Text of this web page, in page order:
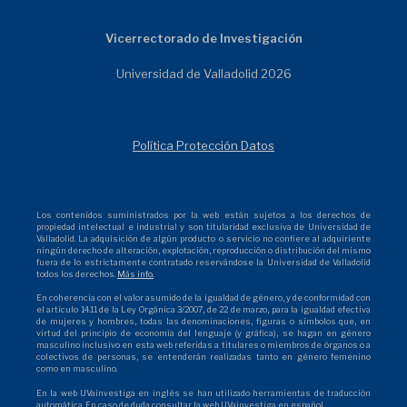
Vicerrectorado de Investigación
Universidad de Valladolid 2026
Política Protección Datos
Los contenidos suministrados por la web están sujetos a los derechos de
propiedad intelectual e industrial y son titularidad exclusiva de Universidad de
Valladolid. La adquisición de algún producto o servicio no confiere al adquiriente
ningún derecho de alteración, explotación, reproducción o distribución del mismo
fuera de lo estrictamente contratado reservándose la Universidad de Valladolid
todos los derechos. Más info.
En coherencia con el valor asumido de la igualdad de género, y de conformidad con
el artículo 14.11 de la Ley Orgánica 3/2007, de 22 de marzo, para la igualdad efectiva
de mujeres y hombres, todas las denominaciones, figuras o símbolos que, en
virtud del principio de economía del lenguaje (y gráfica), se hagan en género
masculino inclusivo en esta web referidas a titulares o miembros de órganos o a
colectivos de personas, se entenderán realizadas tanto en género femenino
como en masculino.
En la web UVainvestiga en inglés se han utilizado herramientas de traducción
automática. En caso de duda consultar la web UVainvestiga en español.